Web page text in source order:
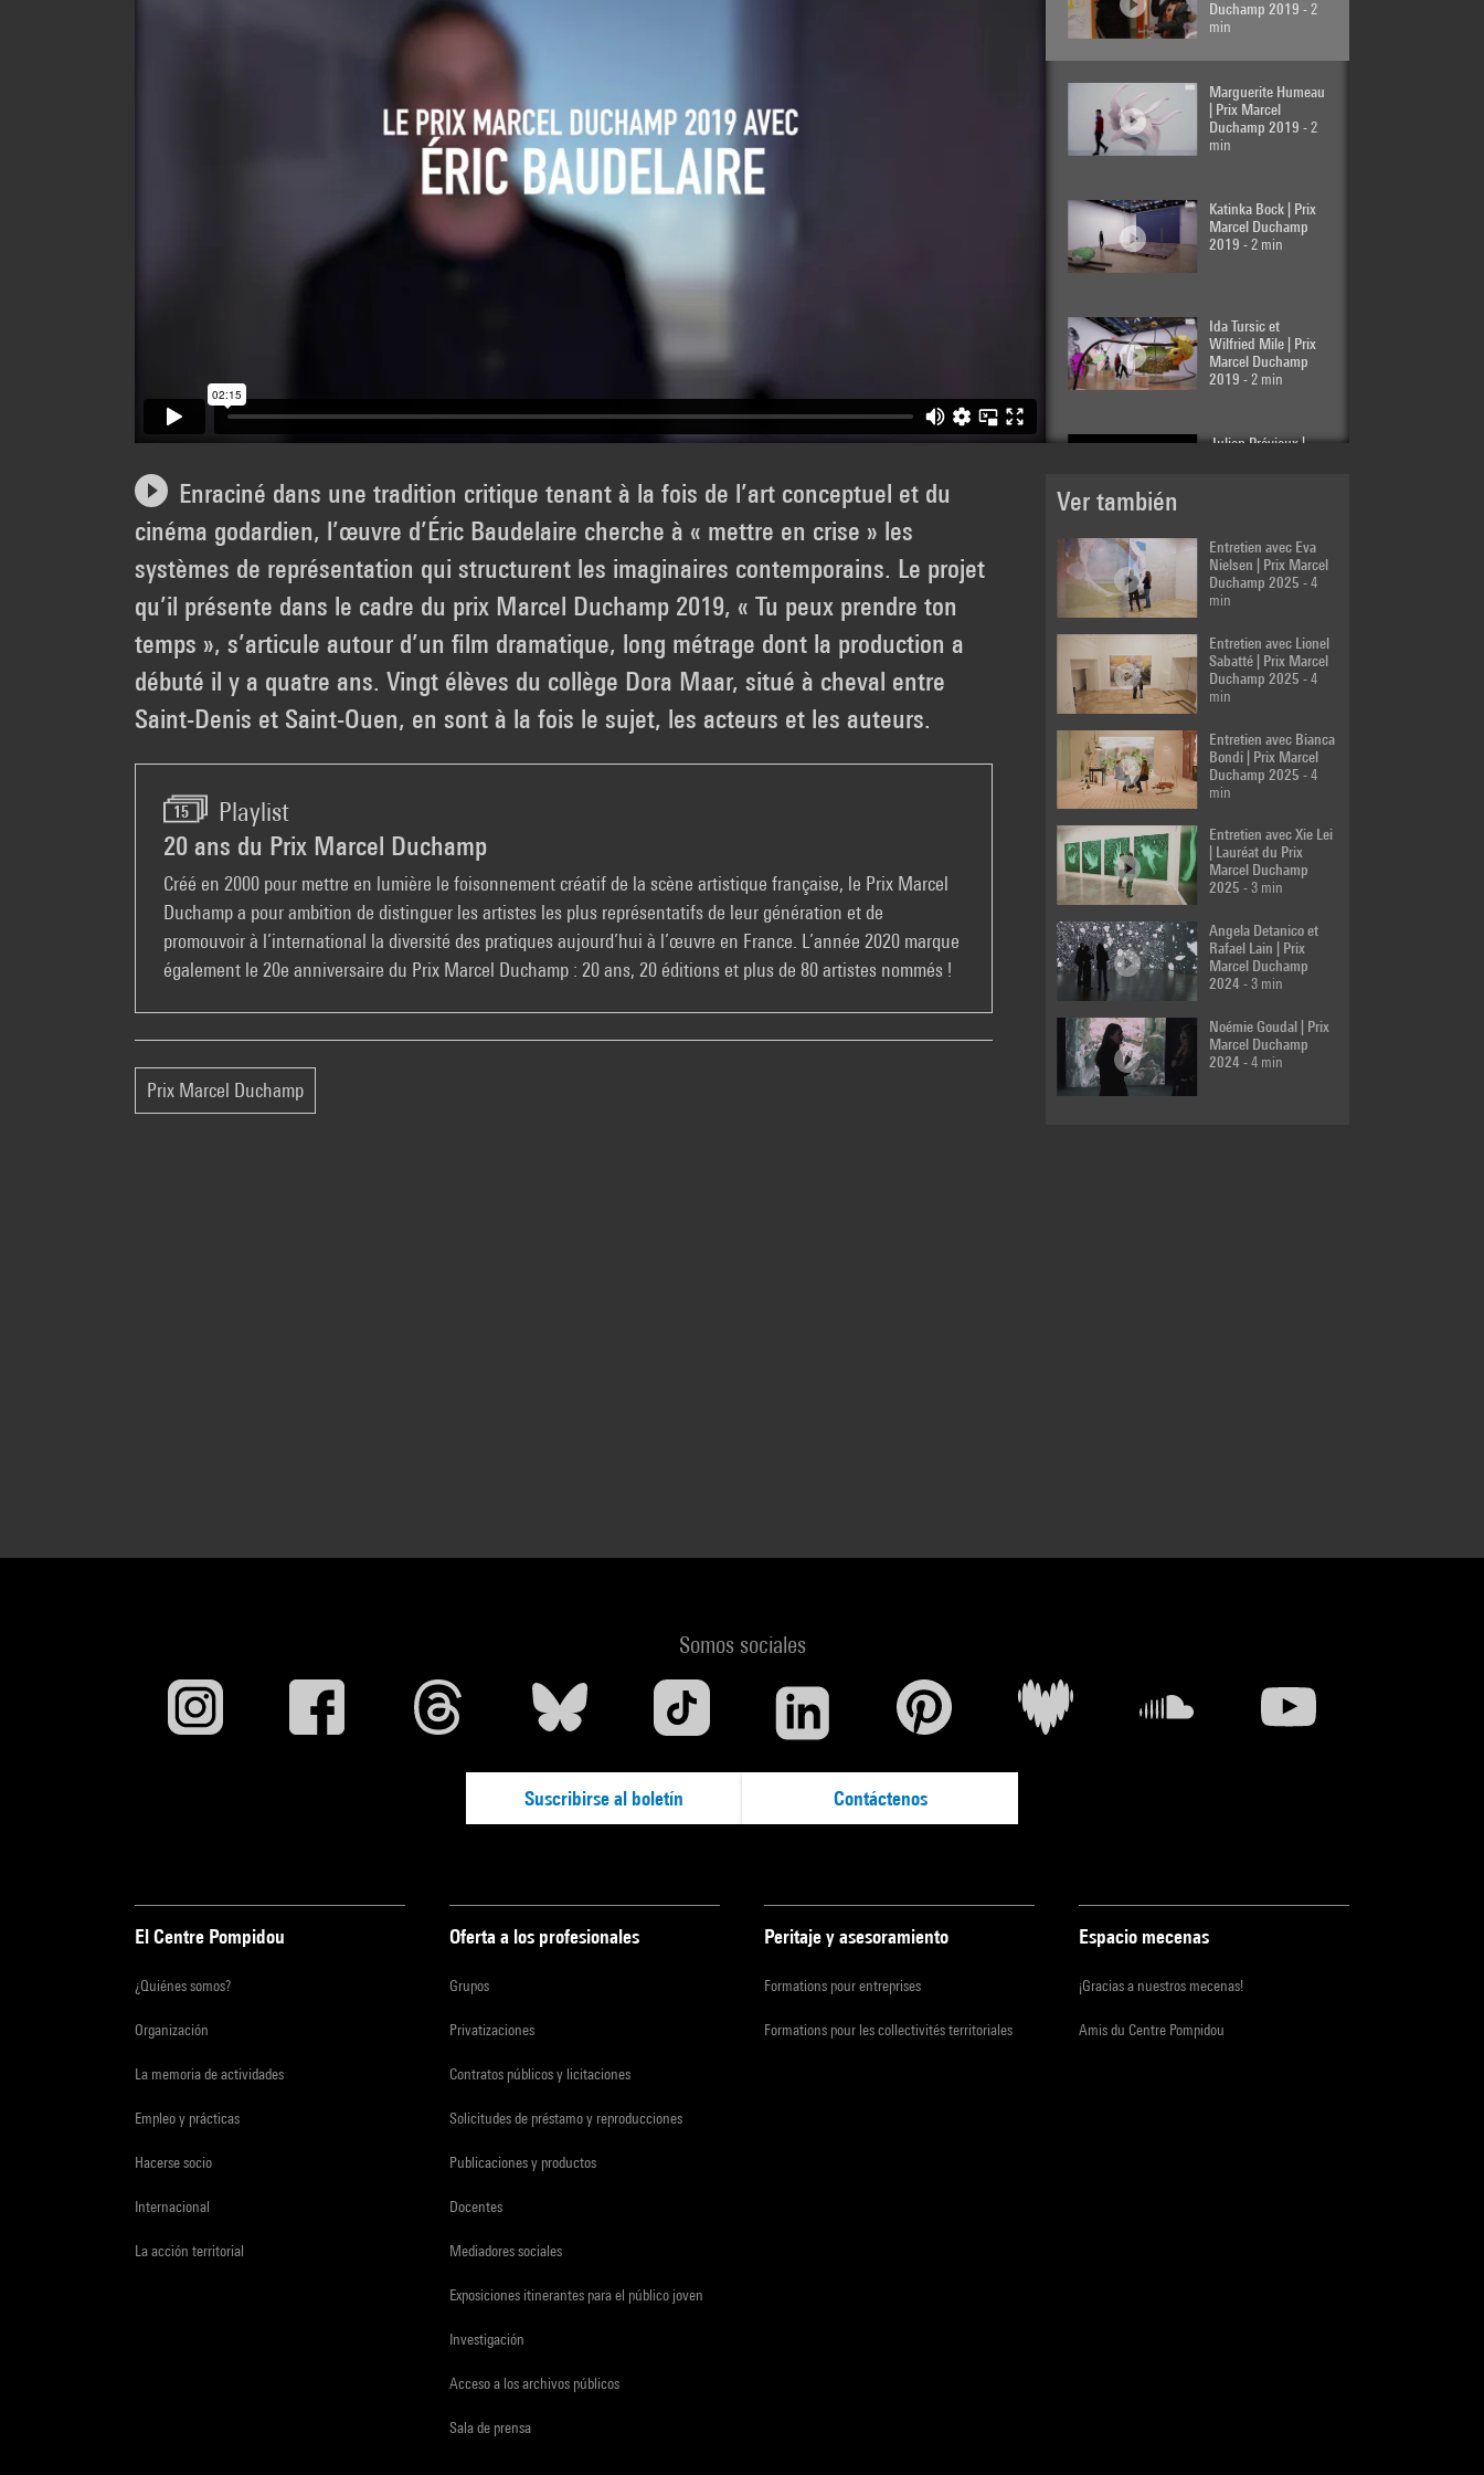
Duchamp 2019 - 2
min
Marguerite Humeau
| Prix Marcel
Duchamp 2019 - 2
min
Katinka Bock | Prix
Marcel Duchamp
2019 - 2 min
Ida Tursic et
Wilfried Mile | Prix
Marcel Duchamp
2019 - 2 min
Julien Prévieux |
Latifa Echakhch |
Prix Marcel
Duchamp 2013
Mircea Cantor | Prix
Marcel Duchamp
Cyprien Gaillard |
Duchamp 2010- 8
min
Marcel Duchamp
2009- 73 min
Thomas Hirschhorn
| Prix Marcel
Duchamp 2000
Enraciné dans une tradition critique tenant à la fois de l’art conceptuel et du
cinéma godardien, l’œuvre d’Éric Baudelaire cherche à « mettre en crise » les
systèmes de représentation qui structurent les imaginaires contemporains. Le projet
qu’il présente dans le cadre du prix Marcel Duchamp 2019, « Tu peux prendre ton
temps », s’articule autour d’un film dramatique, long métrage dont la production a
débuté il y a quatre ans. Vingt élèves du collège Dora Maar, situé à cheval entre
Saint-Denis et Saint-Ouen, en sont à la fois le sujet, les acteurs et les auteurs.
15
Playlist
20 ans du Prix Marcel Duchamp
Créé en 2000 pour mettre en lumière le foisonnement créatif de la scène artistique française, le Prix Marcel
Duchamp a pour ambition de distinguer les artistes les plus représentatifs de leur génération et de
promouvoir à l’international la diversité des pratiques aujourd’hui à l’œuvre en France. L’année 2020 marque
également le 20e anniversaire du Prix Marcel Duchamp : 20 ans, 20 éditions et plus de 80 artistes nommés !
Prix Marcel Duchamp
Ver también
Entretien avec Eva
Nielsen | Prix Marcel
Duchamp 2025 - 4
min
Entretien avec Lionel
Sabatté | Prix Marcel
Duchamp 2025 - 4
min
Entretien avec Bianca
Bondi | Prix Marcel
Duchamp 2025 - 4
min
Entretien avec Xie Lei
| Lauréat du Prix
Marcel Duchamp
2025 - 3 min
Angela Detanico et
Rafael Lain | Prix
Marcel Duchamp
2024 - 3 min
Noémie Goudal | Prix
Marcel Duchamp
2024 - 4 min
Somos sociales
Suscribirse al boletín Contáctenos
El Centre Pompidou
¿Quiénes somos?
Organización
La memoria de actividades
Empleo y prácticas
Hacerse socio
Internacional
La acción territorial
Oferta a los profesionales
Grupos
Privatizaciones
Contratos públicos y licitaciones
Solicitudes de préstamo y reproducciones
Publicaciones y productos
Docentes
Mediadores sociales
Exposiciones itinerantes para el público joven
Investigación
Acceso a los archivos públicos
Sala de prensa
Peritaje y asesoramiento
Formations pour entreprises
Formations pour les collectivités territoriales
Espacio mecenas
¡Gracias a nuestros mecenas!
Amis du Centre Pompidou